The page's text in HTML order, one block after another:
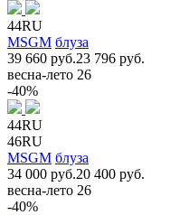
44RU
MSGM блуза
39 660 руб.23 796 руб.
весна-лето 26
-40%
44RU
46RU
MSGM блуза
34 000 руб.20 400 руб.
весна-лето 26
-40%